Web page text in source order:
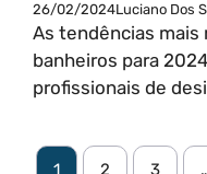
26/02/2024Luciano Dos
As tendências mais
banheiros para
profissionais de
1 2 3